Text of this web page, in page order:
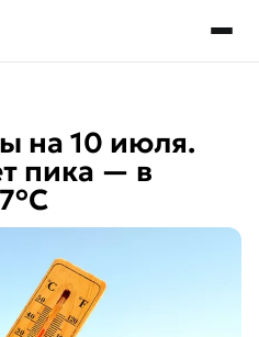
на 10 июля.
пика — в